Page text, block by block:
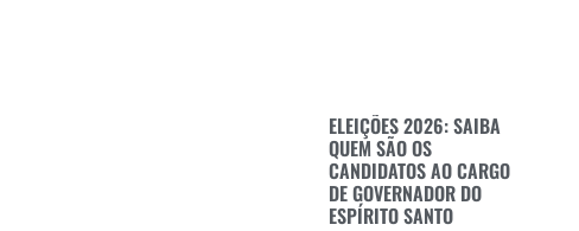
ELEIÇÕES 2026: SAIBA
QUEM SÃO OS
CANDIDATOS AO CARGO
DE GOVERNADOR DO
ESPÍRITO SANTO